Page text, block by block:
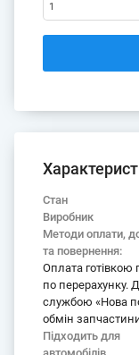
Стан
Виробник
Методи оплати,
та повернення:
Оплата готівкою
по перерахунку.
службою «Нова
обмін
Підходить для